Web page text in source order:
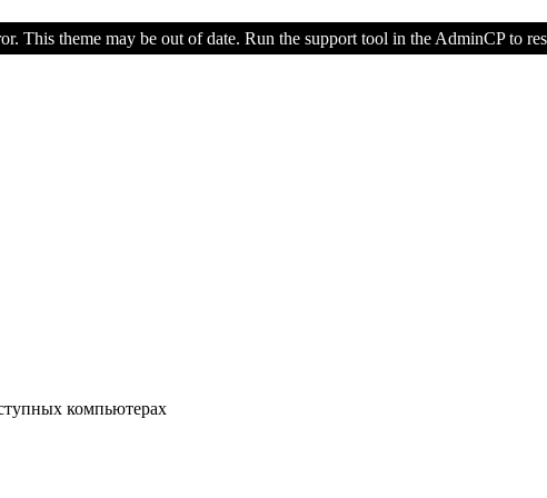
This theme may be out of date. Run the support tool in the AdminCP to
компьютерах